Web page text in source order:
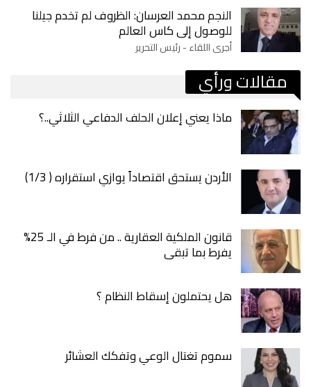
النجم محمد العرسان: الظروف لم تخدم جيلنا
للوصول إلى كاس العالم
أجرى اللقاء - رئيس التحرير
مقالات ورأي
ماذا يعني إعلان الحلف الدفاعي الثلاثي..؟
الأردن يستحق اقتصاداً يوازي استقراره ( 1/3)
قانون الملكية العقارية .. من فرط في الـ 25%
يفرط بما تبقى
هل يحتملون إسقاط النظام ؟
سموم تغتال الوعي وتفكك العشائر